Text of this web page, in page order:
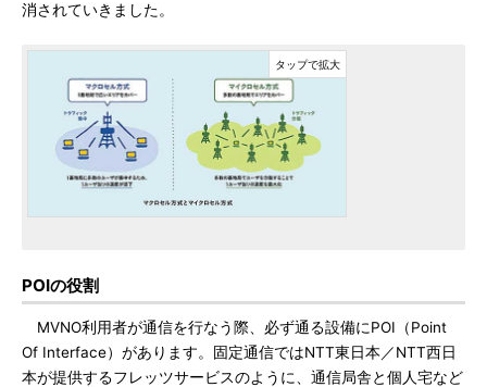
消されていきました。
POIの役割
MVNO利用者が通信を行なう際、必ず通る設備にPOI（Point
Of Interface）があります。固定通信ではNTT東日本／NTT西日
本が提供するフレッツサービスのように、通信局舎と個人宅など